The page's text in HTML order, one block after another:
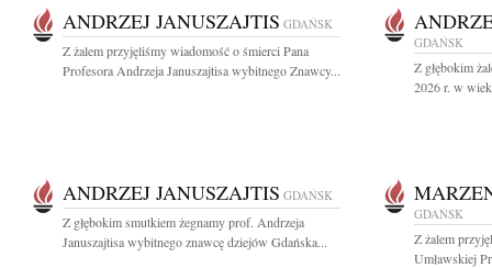
ANDRZEJ JANUSZAJTIS GDAŃSK
Z żalem przyjęliśmy wiadomość o śmierci Pana
Profesora Andrzeja Januszajtisa wybitnego Znawcy...
GDAŃSK
Z głębokim
2026 r. w
ANDRZEJ JANUSZAJTIS GDAŃSK
Z głębokim smutkiem żegnamy prof. Andrzeja
Januszajtisa wybitnego znawcę dziejów Gdańska...
GDAŃSK
Z żalem
Umławskiej